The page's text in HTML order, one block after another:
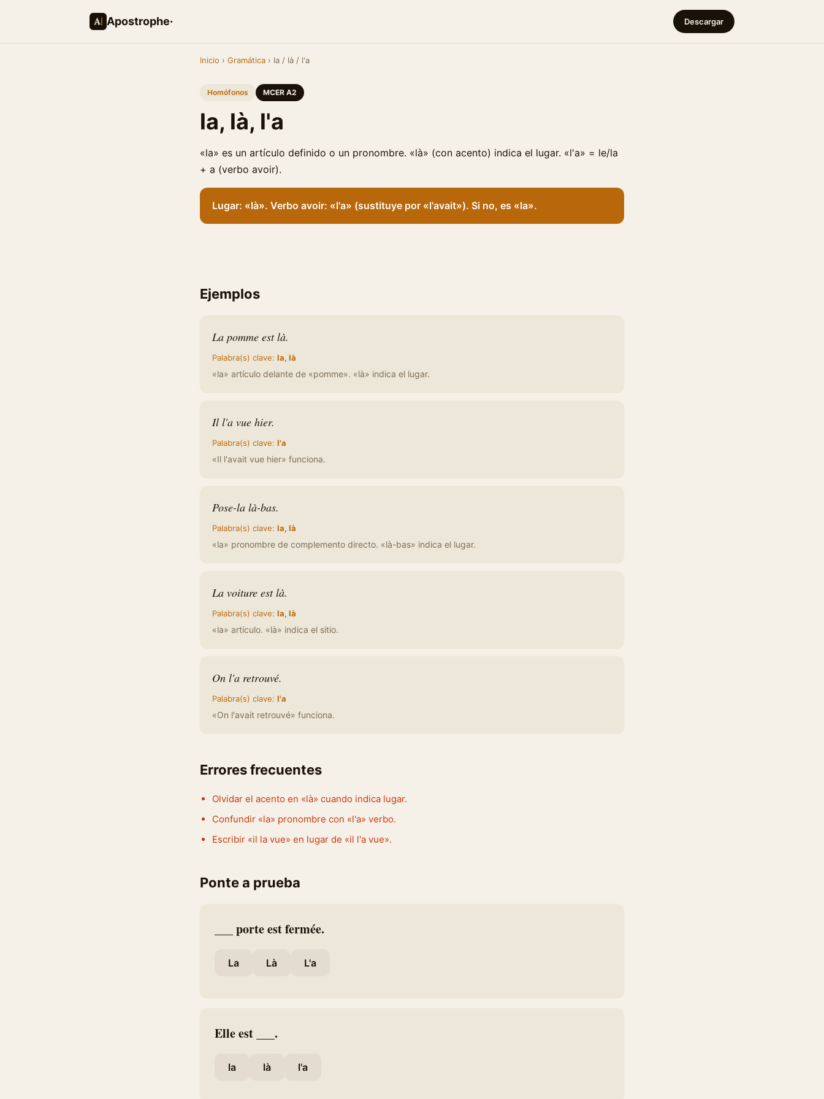
Apostrophe· Descargar
Inicio › Gramática › la / là / l'a
Homófonos MCER A2
la, là, l'a
«la» es un artículo definido o un pronombre. «là» (con acento) indica el lugar. «l'a» = le/la
+ a (verbo avoir).
Lugar: «là». Verbo avoir: «l'a» (sustituye por «l'avait»). Si no, es «la».
Ejemplos
La pomme est là.
Palabra(s) clave: la, là
«la» artículo delante de «pomme». «là» indica el lugar.
Il l'a vue hier.
Palabra(s) clave: l'a
«Il l'avait vue hier» funciona.
Pose-la là-bas.
Palabra(s) clave: la, là
«la» pronombre de complemento directo. «là-bas» indica el lugar.
La voiture est là.
Palabra(s) clave: la, là
«la» artículo. «là» indica el sitio.
On l'a retrouvé.
Palabra(s) clave: l'a
«On l'avait retrouvé» funciona.
Errores frecuentes
Olvidar el acento en «là» cuando indica lugar.
Confundir «la» pronombre con «l'a» verbo.
Escribir «il la vue» en lugar de «il l'a vue».
Ponte a prueba
___ porte est fermée.
La Là L'a
Elle est ___.
la là l'a